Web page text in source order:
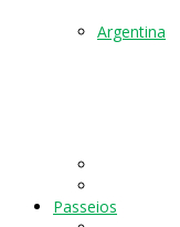
Argentina
Passeios